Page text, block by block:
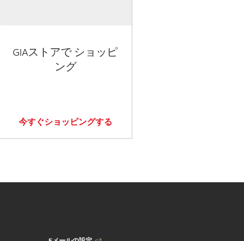
GIAストアで ショッピ
ング
今すぐショッピングする